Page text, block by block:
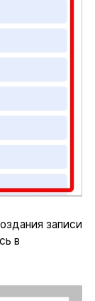
записи
в